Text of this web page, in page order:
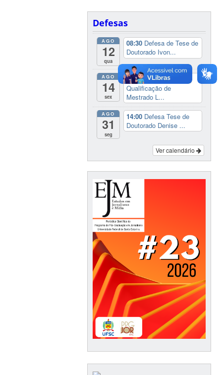
Defesas
AGO
12
qua
08:30 Defesa de Tese de
Doutorado Ivon...
AGO
14
sex
14:00 Exame
Qualificação de
Mestrado L...
AGO
31
seg
14:00 Defesa Tese de
Doutorado Denise ...
Ver calendário